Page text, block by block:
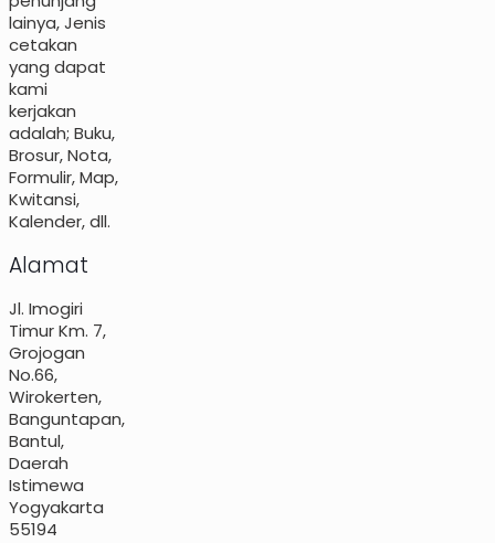
lainya, Jenis
cetakan
yang dapat
kami
kerjakan
adalah; Buku,
Brosur, Nota,
Formulir, Map,
Kwitansi,
Kalender, dll.
Alamat
Jl. Imogiri
Timur Km. 7,
Grojogan
No.66,
Wirokerten,
Banguntapan,
Bantul,
Daerah
Istimewa
Yogyakarta
55194